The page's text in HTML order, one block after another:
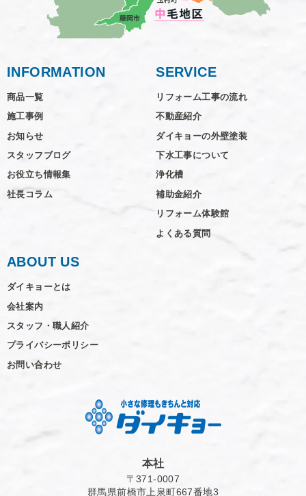
INFORMATION
商品一覧
施工事例
お知らせ
スタッフブログ
お役立ち情報集
社長コラム
SERVICE
リフォーム工事の流れ
不動産紹介
ダイキョーの外壁塗装
下水工事について
浄化槽
補助金紹介
リフォーム体験館
よくある質問
ABOUT US
ダイキョーとは
会社案内
スタッフ・職人紹介
プライバシーポリシー
お問い合わせ
本社
〒371-0007
群馬県前橋市上泉町667番地3